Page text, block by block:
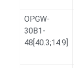
OPGW-
30B1-
48[40.3;14.9]